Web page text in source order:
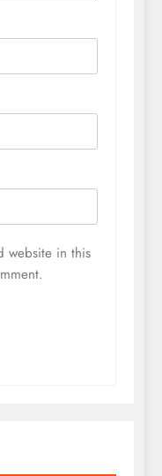
website in this